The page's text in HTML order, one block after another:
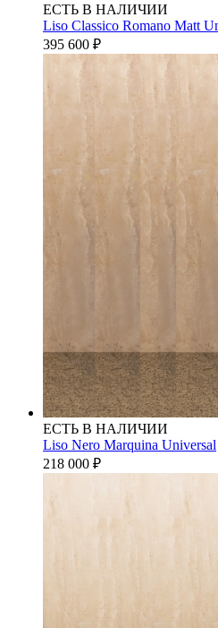
ЕСТЬ В НАЛИЧИИ
Liso Classico Romano Matt
395 600 ₽
ЕСТЬ В НАЛИЧИИ
Liso Nero Marquina Universal
218 000 ₽